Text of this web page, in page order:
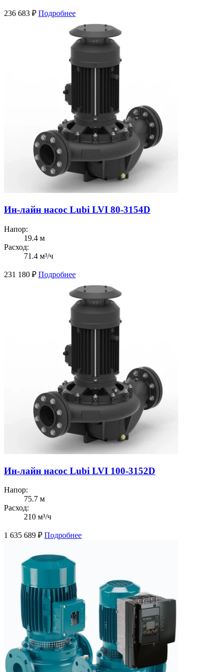
236 683 ₽ Подробнее
Ин-лайн насос Lubi LVI 80-3154D
Напор:
19.4 м
Расход:
71.4 м³/ч
231 180 ₽ Подробнее
Ин-лайн насос Lubi LVI 100-3152D
Напор:
75.7 м
Расход:
210 м³/ч
1 635 689 ₽ Подробнее